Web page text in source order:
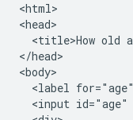
<html>
<head>
<title>How old
</head>
<body>
<label
<input